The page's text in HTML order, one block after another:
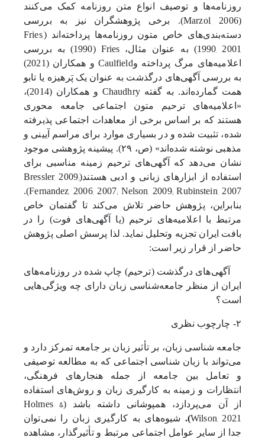
روزنامه‌ها و توصیف انواع متن روزنامه کمک می‌کنند
(
Marzol, 2006). برخی پژوهشگران نیز به بررسی
دسته‌بندی‌های خاص متون روزنامه‌ها پرداخته‌اند (Fries,
1990, 2001) به عنوان مثال، Fries
(
1990) به بررسی
اعلامیه‌های مرگ پرداخته وCaulfield و همکاران (2021
)
به بررسی آگهی‌های درگذشت به عنوان یک پَرهیزه یا تابو
همت گمارده‌اند. به گفتهChaudhry و همکاران (2014)،
«اعلامیه‌های ترحیم متون اجتماعی جامعه محوری
هستند که بر اساس برخی از معاهدات اجتماعی پذیرفته
شده، تثبیت شده و در بسیاری موارد برای مراسم آیینی و
مذهبی نوشته شده‌اند» (ص، ۲۹). پیشینه پژوهشی موجود
نشان می‌دهد که آگهی‌های ترحیم زمینه مناسبی برای
استفاده از ابزارهای زبانی و ادبی هستند(Bressler, 2009;
Fernandez, 2006, 2007; Nelson, 2009; Rubinstein, 2007
).
بنابراین، پژوهش حاضر تلاش می‌کند تا گفتمان خاص
مرتبط با اعلامیه‌های ترحیم (یا آگهی‌های فوت) را در
بافت ایران تجزیه وتحلیل نماید. لذا پرسش اصلی پژوهش
حاضر از قرار زیر است:
آگهی‌های درگذشت (ترحیم) چاپ شده در روزنامه‌های
ایران از منظر جامعه‌شناسی زبان دارای چه ویژگی‌هایی
است؟
۲- چارچوب نظری
جامعه شناسی زبان، بر تأثیر زبان بر جامعه تمرکز دارد و
می‌تواند با زبان شناسی اجتماعی که به مطالعه توصیفی
و تعامل بین جامعه از جمله هنجارهای فرهنگی،
انتظارات و زمینه به کارگیری زبان و روش‌های استفاده
از آن می‌پردازد، همپوشانی داشته باشد (Holmes &
Wilson, 2021
). شیوه‌های به کارگیری زبان را نمی‌توان
جدا از سایر عوامل اجتماعی مرتبط و تأثیرگذار، مشاهده